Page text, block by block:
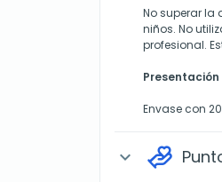
No superar la
niños. No
profesional.
Presentación
Envase con
expand_more